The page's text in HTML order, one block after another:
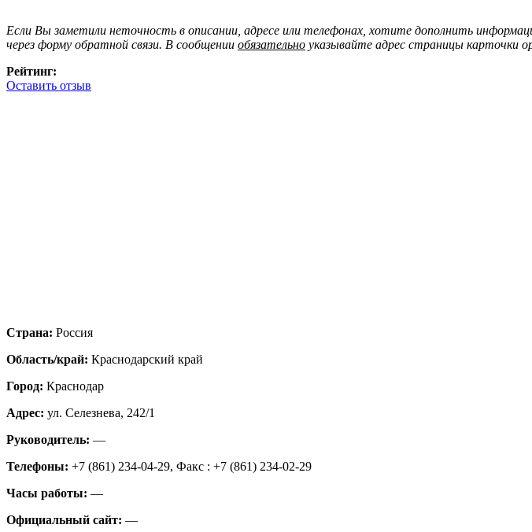
Если Вы заметили неточность в описании, адресе или телефонах, хотите дополнить
через форму обратной связи. В сообщении обязательно указывайте адрес страницы карточки
Рейтинг:
Оставить отзыв
Страна: Россия
Область/край: Краснодарский край
Город: Краснодар
Адрес: ул. Селезнева, 242/1
Руководитель: —
Телефоны: +7 (861) 234-04-29, Факс : +7 (861) 234-02-29
Часы работы: —
Официальный сайт: —